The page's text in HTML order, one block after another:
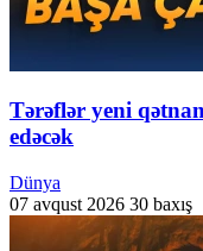
Tərəflər yeni
edəcək
Dünya
07 avqust 2026 30 baxış